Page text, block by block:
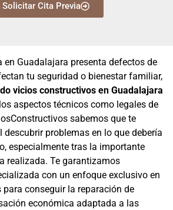
Solicitar Cita Previa
en Guadalajara presenta defectos de
tu seguridad o bienestar familiar,
vicios constructivos en Guadalajara
aspectos técnicos como legales de
sabemos que te
descubrir problemas en lo que debería
especialmente tras la importante
realizada. Te garantizamos
con un enfoque exclusivo en
conseguir la reparación de
económica adaptada a las